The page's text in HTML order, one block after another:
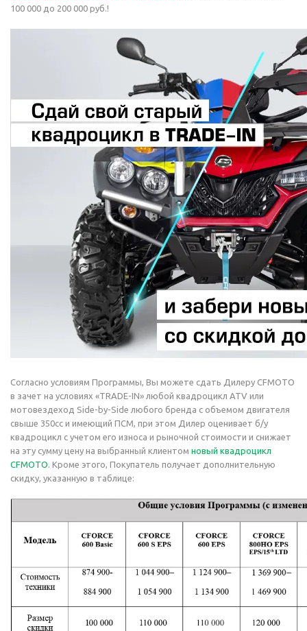
100 000 до 200 000 руб.!
Согласно условиям Программы, Вы можете сдать Дилеру CFMOTO
в зачет на условиях «TRADE-IN» любой квадроцикл ATV или
мотовездеход Side-by-Side любого бренда с объемом двигателя
свыше 350сс и имеющий ПСМ, при этом Дилер оценивает б/у
квадроцикл с учетом его износа и рыночной стоимости и снижает
на эту сумму цену на выбранный клиентом новый квадроцикл
CFMOTO. Кроме этого, Покупатель получает дополнительную
скидку, указанную в таблице: